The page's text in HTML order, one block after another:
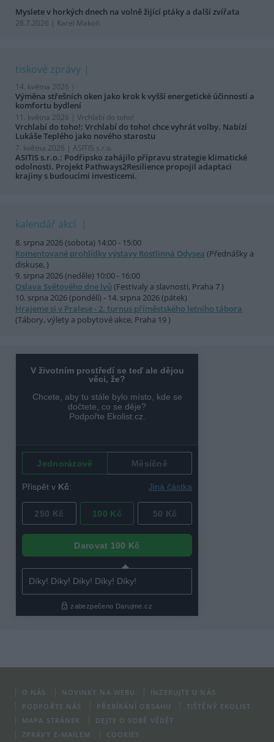
Myslete v horkých dnech na volně žijící ptáky a další zvířata
28.7.2026 | Karel Makoň
tiskové zprávy
14. května 2026 |
Výměna střešních oken jako krok k vyšší energetické účinnosti a
komfortu bydlení
11. května 2026 | Vrchlabí do toho!
Vrchlabí do toho!: Vrchlabí do toho! chce vyhrát volby. Nabízí
Lukáše Teplého jako nového starostu
7. května 2026 | ASITIS s.r.o.
ASITIS s.r.o.: Podřipsko zahájilo přípravu strategie klimatické
odolnosti. Projekt Pathways2Resilience propojil adaptaci
krajiny s budoucími investicemi.
kalendář akcí
8. srpna 2026 (sobota) 14:00 - 15:00
Komentované prohlídky výstavy Rostlinná Odysea (Přednášky a
diskuse, )
9. srpna 2026 (neděle) 10:00 - 16:00
Oslava Světového dne lvů (Festivaly a slavnosti, Praha 7 )
10. srpna 2026 (pondělí) - 14. srpna 2026 (pátek)
Hrajeme si v Pralese - 2. turnus příměstského letního tábora
(Tábory, výlety a pobytové akce, Praha 19 )
O NÁS NOVINKY NA WEBU
INZERUJTE U NÁS
PODPOŘTE NÁS
PŘEBÍRÁNÍ OBSAHU
TIŠTĚNÝ EKOLIST
MAPA STRÁNEK
DEJTE O SOBĚ VĚDĚT
ZPRÁVY E-MAILEM
COOKIES